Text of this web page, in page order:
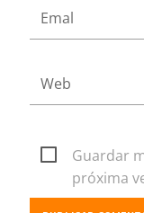
Guardar
próxima